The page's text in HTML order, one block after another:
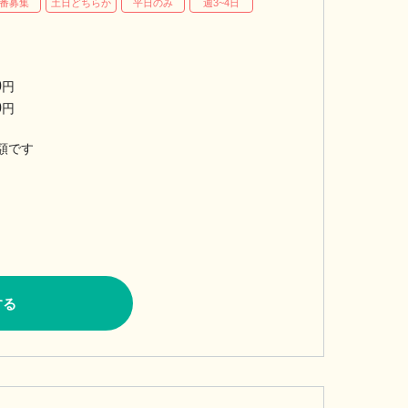
募集 土日どちらか 平日のみ 週3~4日
円
円
です